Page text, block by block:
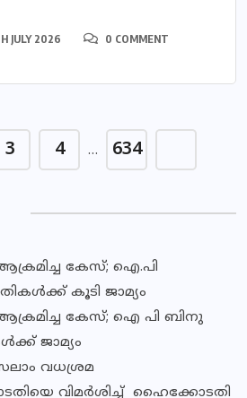
JULY 2026 0 COMMENT
3 4 … 634
കേസ്; ഐ.പി
കൂടി ജാമ്യം
കേസ്; ഐ പി ബിനു
ജാമ്യം
വധശ്രമ
വിമർശിച്ച് ഹൈക്കോടതി